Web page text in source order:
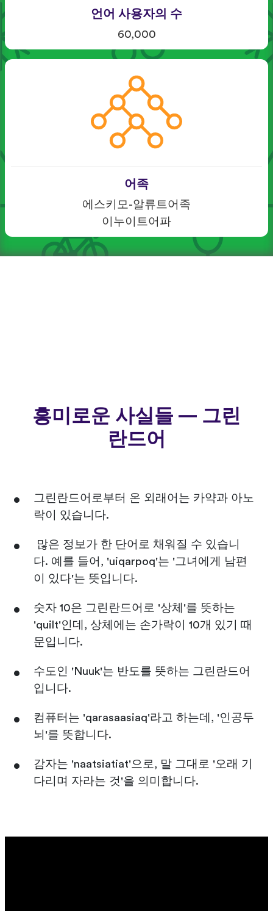
언어 사용자의 수
60,000
어족
에스키모-알류트어족
이누이트어파
흥미로운 사실들 — 그린
란드어
그린란드어로부터 온 외래어는 카약과 아노
락이 있습니다.
많은 정보가 한 단어로 채워질 수 있습니
다. 예를 들어, 'uiqarpoq'는 '그녀에게 남편
이 있다'는 뜻입니다.
숫자 10은 그린란드어로 '상체'를 뜻하는
'quilt'인데, 상체에는 손가락이 10개 있기 때
문입니다.
수도인 'Nuuk'는 반도를 뜻하는 그린란드어
입니다.
컴퓨터는 'qarasaasiaq'라고 하는데, '인공두
뇌'를 뜻합니다.
감자는 'naatsiatiat'으로, 말 그대로 '오래 기
다리며 자라는 것'을 의미합니다.